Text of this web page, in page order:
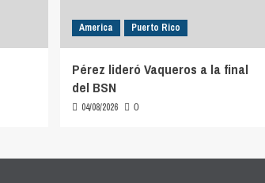
America Puerto Rico
Pérez lideró Vaqueros a la final
del BSN
04/08/2026 0